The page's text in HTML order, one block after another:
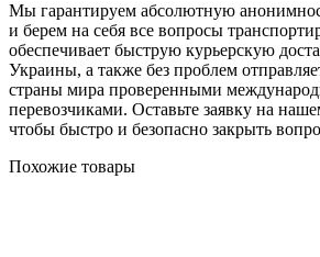
Мы гарантируем абсолютную
и берем на себя все вопросы
обеспечивает быструю курьерскую
Украины, а также без проблем
страны мира проверенными
перевозчиками. Оставьте заявку на
чтобы быстро и безопасно закрыть
Похожие товары